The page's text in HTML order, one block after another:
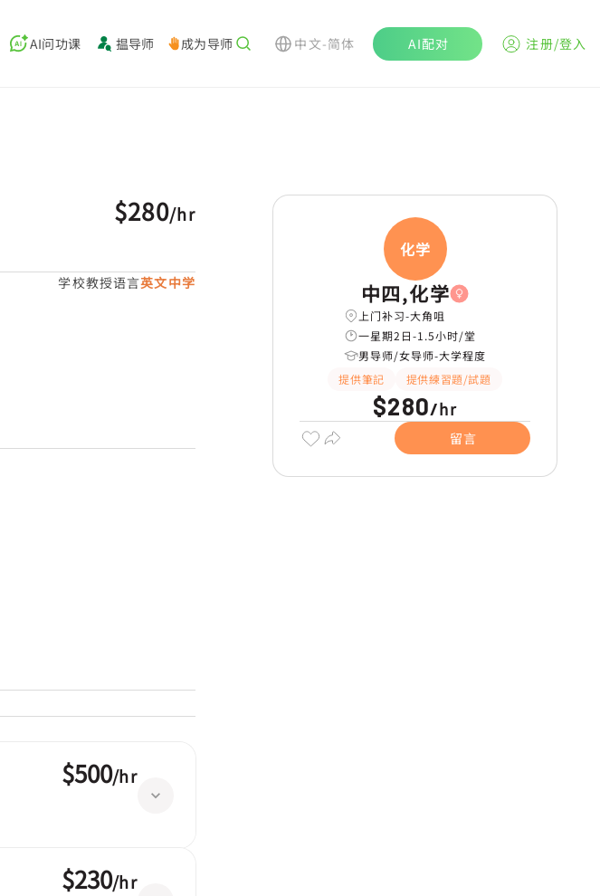
AI问功课 揾导师 成为导师 中文-简体 AI配对 注册/登入
$280/hr
学校教授语言英文中学
$500/hr
$230/hr
化学
中四,化学
上门补习-大角咀
一星期2日-1.5小时/堂
男导师/女导师-大学程度
提供筆記
提供練習題/試題
$280/hr
留言